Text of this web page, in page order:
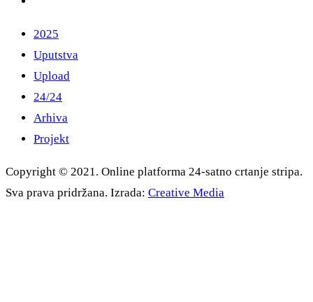
2025
Uputstva
Upload
24/24
Arhiva
Projekt
Copyright © 2021. Online platforma 24-satno crtanje stripa.
Sva prava pridržana. Izrada: Creative Media